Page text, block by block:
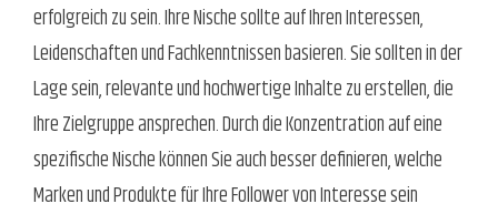
erfolgreich zu sein. Ihre Nische sollte auf Ihren Interessen,
Leidenschaften und Fachkenntnissen basieren. Sie sollten in der
Lage sein, relevante und hochwertige Inhalte zu erstellen, die
Ihre Zielgruppe ansprechen. Durch die Konzentration auf eine
spezifische Nische können Sie auch besser definieren, welche
Marken und Produkte für Ihre Follower von Interesse sein